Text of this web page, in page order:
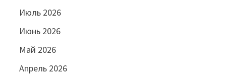
Июль 2026
Июнь 2026
Май 2026
Апрель 2026